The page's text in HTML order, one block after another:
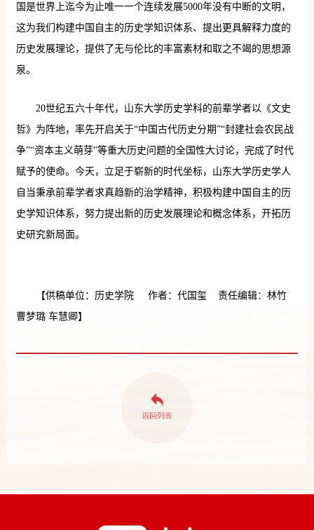
国是世界上迄今为止唯一一个连续发展5000年没有中断的文明，
这为我们构建中国自主的历史学知识体系、提出更具解释力度的
历史发展理论，提供了无与伦比的丰富素材和取之不竭的思想源
泉。
20世纪五六十年代，山东大学历史学科的前辈学者以《文史
哲》为阵地，率先开启关于“中国古代历史分期”“封建社会农民战
争”“资本主义萌芽”等重大历史问题的全国性大讨论，完成了时代
赋予的使命。今天，立足于崭新的时代坐标，山东大学历史学人
自当秉承前辈学者求真趋新的治学精神，积极构建中国自主的历
史学知识体系，努力提出新的历史发展理论和概念体系，开拓历
史研究新局面。
【供稿单位：历史学院 作者：代国玺 责任编辑：林竹
曹梦璐 车慧卿】